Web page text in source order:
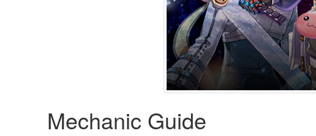
Mechanic Guide